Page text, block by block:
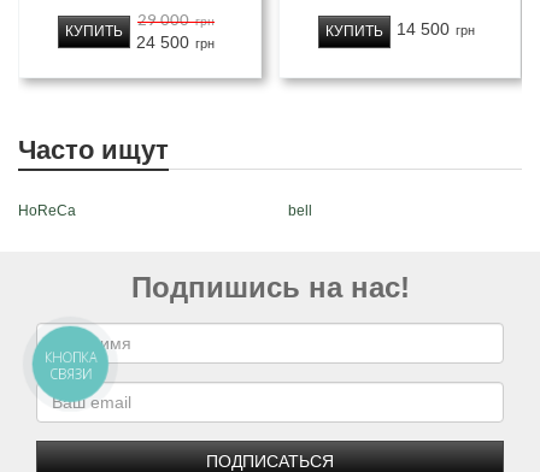
29 000 грн
24 500 грн
КУПИТЬ 14 500 грн
КУПИТЬ
Часто ищут
HoReCa bell
Подпишись на нас!
ПОДПИСАТЬСЯ
КНОПКА
СВЯЗИ